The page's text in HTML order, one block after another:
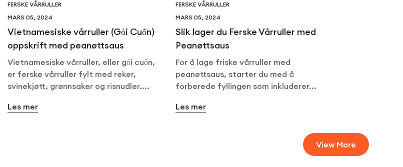
FERSKE VÅRRULLER
MARS 05, 2024
Vietnamesiske vårruller (Gỏi Cuốn)
oppskrift med peanøttsaus
Vietnamesiske vårruller, eller gỏi cuốn,
er ferske vårruller fylt med reker,
svinekjøtt, grønnsaker og risnudler....
Les mer
FERSKE VÅRRULLER
MARS 05, 2024
Slik lager du Ferske Vårruller med
Peanøttsaus
For å lage friske vårruller med
peanøttsaus, starter du med å
forberede fyllingen som inkluderer...
Les mer
View More